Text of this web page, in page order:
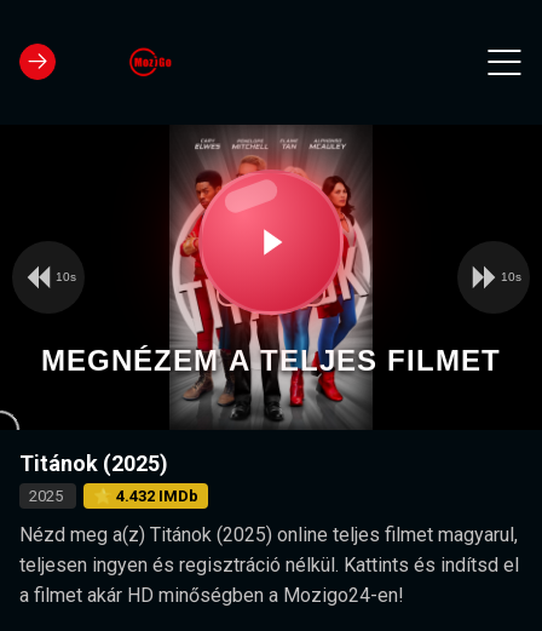
loading.
Play
Video
10s 10s
MEGNÉZEM A TELJES FILMET
Titánok (2025)
2025 ⭐ 4.432 IMDb
Nézd meg a(z) Titánok (2025) online teljes filmet magyarul,
teljesen ingyen és regisztráció nélkül. Kattints és indítsd el
a filmet akár HD minőségben a Mozigo24-en!